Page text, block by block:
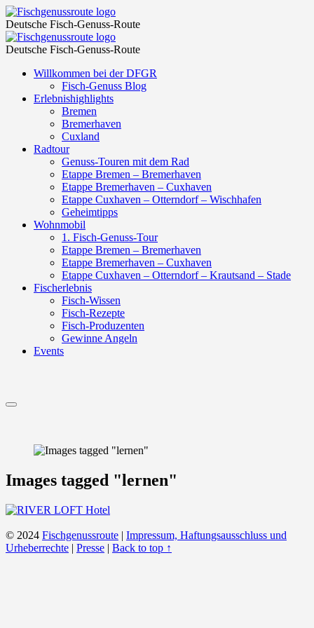
lernen
–
Fischgenussroute
Fischgenussroute
Deutsche Fisch-Genuss-Route
lernen
–
Fischgenussroute
Fischgenussroute
Deutsche Fisch-Genuss-Route
Skip
content
Willkommen bei der DFGR
Fisch-Genuss Blog
Erlebnishighlights
Bremen
Bremerhaven
Cuxland
Radtour
Genuss-Touren mit dem Rad
Etappe Bremen – Bremerhaven
Etappe Bremerhaven – Cuxhaven
Etappe Cuxhaven – Otterndorf – Wischhafen
Geheimtipps
Wohnmobil
1. Fisch-Genuss-Tour
Etappe Bremen – Bremerhaven
Etappe Bremerhaven – Cuxhaven
Etappe Cuxhaven – Otterndorf – Krautsand – Stade
Fischerlebnis
Fisch-Wissen
Fisch-Rezepte
Fisch-Produzenten
Gewinne Angeln
Events
Menu
Images tagged "lernen"
© 2024 Fischgenussroute | Impressum, Haftungsausschluss und
Urheberrechte | Presse | Back to top ↑